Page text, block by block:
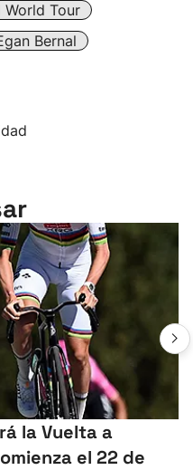
World Tour
Bernal
la Vuelta a
el 22 de